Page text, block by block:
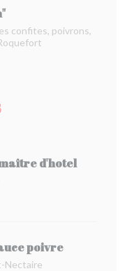
confites, poivrons,
d'hotel
poivre
Nectaire